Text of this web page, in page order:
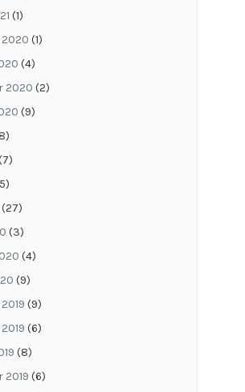
(1)
2020 (1)
(4)
2020 (2)
(9)
(27)
(3)
(4)
(9)
(9)
(6)
(8)
2019 (6)